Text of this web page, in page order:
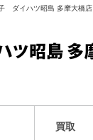
ダイハツ昭島 多摩大橋店
買取